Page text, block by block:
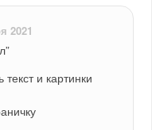
2021
и картинки